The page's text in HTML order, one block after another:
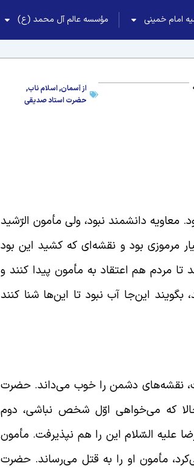
امام خمینی مؤسسه عالم آل محمد (ع)
از آسمان,اسلام ناب,
حضرت استاد صدیقی
معاویه دانشمند نبود، ولی مأمون الرّشید
مرموزی بود و نقشه‌ای که کشید این بود
مردم هم اعتقاد به مأمون پیدا کنند و
این‌جا آب نبود تا این‌ها شنا کنند
نقشه‌های دشمن را خوب می‌داند. حضرت
که می‌خواهی اوّل شخص نباشی، دوم
علیه السّلام این را هم نپذیرفت. مأمون
مأمون او را به قتل می‌رساند. حضرت